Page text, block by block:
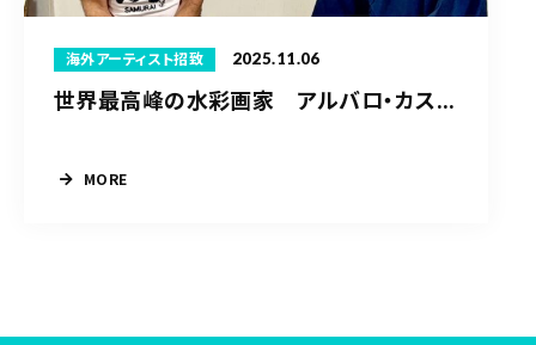
海外アーティスト招致 2025.11.06
世界最高峰の水彩画家 アルバロ・カス...
MORE